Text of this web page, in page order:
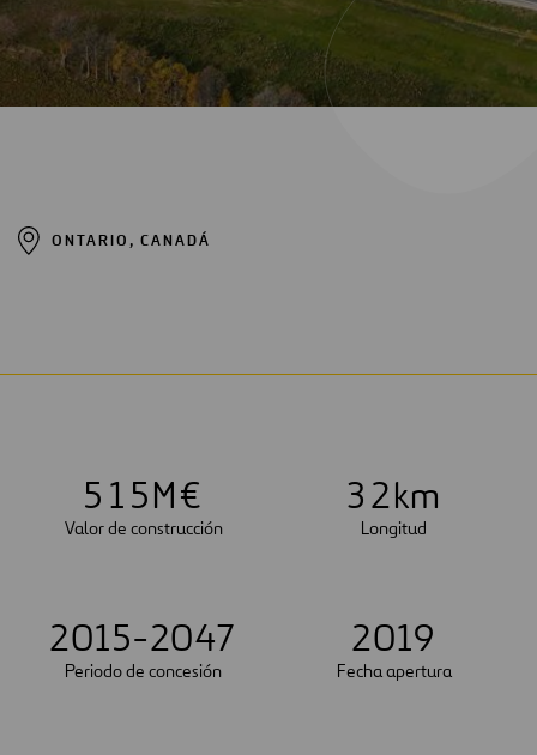
ONTARIO, CANADÁ
5 15M€
Valor de construcción
32km
Longitud
2015-2047
Periodo de concesión
2019
Fecha apertura